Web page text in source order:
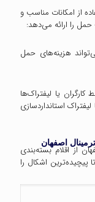
از امکانات مناسب و
را ارائه می‌دهد:
هزینه‌های حمل
یا لیفتراک‌ها
استانداردسازی
اصفهان
از اقلام بسته‌بندی
پیچیده‌ترین اشکال را